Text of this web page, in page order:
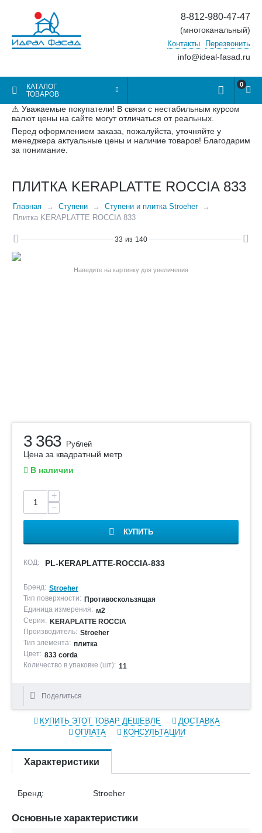
8-812-980-47-47
(многоканальный)
Контакты Перезвонить
info@ideal-fasad.ru
КАТАЛОГ
ТОВАРОВ
0
⚠ Уважаемые покупатели! В связи с нестабильным курсом
валют цены на сайте могут отличаться от реальных.
Перед оформлением заказа, пожалуйста, уточняйте у
менеджера актуальные цены и наличие товаров! Благодарим
за понимание.
ПЛИТКА KERAPLATTE ROCCIA 833
Главная Ступени
Ступени и плитка Stroeher
Плитка KERAPLATTE ROCCIA 833
33 из 140
Наведите на картинку для увеличения
3 363 Рублей
Цена за квадратный метр
В наличии
+
−
КУПИТЬ
КОД: PL-KERAPLATTE-ROCCIA-833
Бренд: Stroeher
Тип поверхности: Противоскользящая
Единица измерения: м2
Серия: KERAPLATTE ROCCIA
Производитель: Stroeher
Тип элемента: плитка
Цвет: 833 corda
Количество в упаковке (шт): 11
Поделиться
КУПИТЬ ЭТОТ ТОВАР ДЕШЕВЛЕ
ДОСТАВКА
ОПЛАТА
КОНСУЛЬТАЦИИ
Характеристики
Бренд: Stroeher
Основные характеристики